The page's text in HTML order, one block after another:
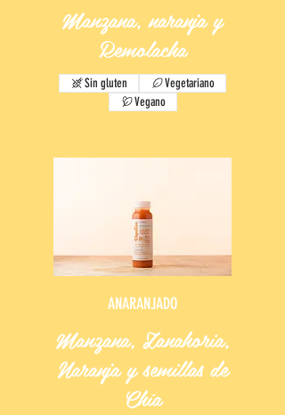
Manzana, naranja y
Remolacha
Sin gluten
Vegetariano
Vegano
ANARANJADO
Manzana, Zanahoria,
Naranja y semillas de
Chía